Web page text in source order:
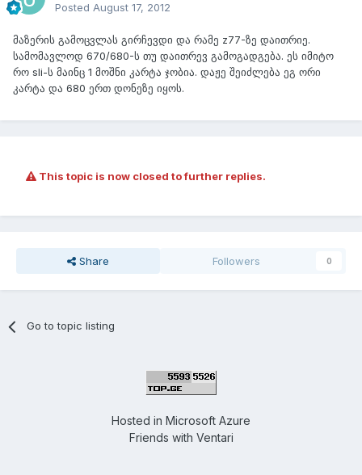
Posted August 17, 2012
მაზერის გამოცვლას გირჩევდი და რამე z77-ზე დაითრიე.
სამომავლოდ 670/680-ს თუ დაითრევ გამოგადგება. ეს იმიტო
რო sli-ს მაინც 1 მოშნი კარტა ჯობია. დაჟე შეიძლება ეგ ორი
კარტა და 680 ერთ დონეზე იყოს.
This topic is now closed to further replies.
Share Followers 0
Go to topic listing
Hosted in Microsoft Azure
Friends with Ventari